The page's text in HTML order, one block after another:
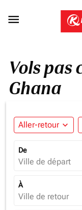

Vols pas
Ghana
Aller-retour expand_more
De
Ville de départ
À
Ville de retour